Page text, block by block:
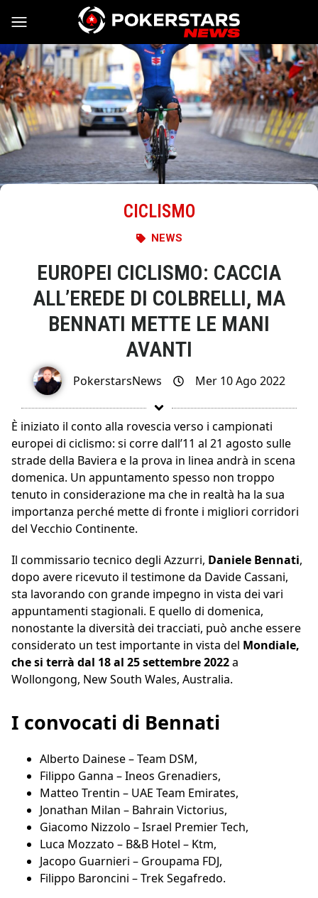
Vai al contenuto
CICLISMO
NEWS
EUROPEI CICLISMO: CACCIA
ALL’EREDE DI COLBRELLI, MA
BENNATI METTE LE MANI
AVANTI
PokerstarsNews Mer 10 Ago 2022
È iniziato il conto alla rovescia verso i campionati
europei di ciclismo: si corre dall’11 al 21 agosto sulle
strade della Baviera e la prova in linea andrà in scena
domenica. Un appuntamento spesso non troppo
tenuto in considerazione ma che in realtà ha la sua
importanza perché mette di fronte i migliori corridori
del Vecchio Continente.
Il commissario tecnico degli Azzurri, Daniele Bennati,
dopo avere ricevuto il testimone da Davide Cassani,
sta lavorando con grande impegno in vista dei vari
appuntamenti stagionali. E quello di domenica,
nonostante la diversità dei tracciati, può anche essere
considerato un test importante in vista del Mondiale,
che si terrà dal 18 al 25 settembre 2022a
Wollongong, New South Wales, Australia.
I convocati di Bennati
Alberto Dainese – Team DSM,
Filippo Ganna – Ineos Grenadiers,
Matteo Trentin – UAE Team Emirates,
Jonathan Milan – Bahrain Victorius,
Giacomo Nizzolo – Israel Premier Tech,
Luca Mozzato – B&B Hotel – Ktm,
Jacopo Guarnieri – Groupama FDJ,
Filippo Baroncini – Trek Segafredo.